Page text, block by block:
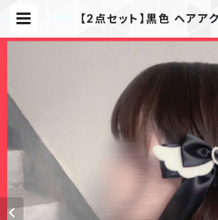
【2点セット】黒色 ヘアア
momonange